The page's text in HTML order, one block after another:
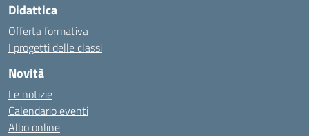
Didattica
Offerta formativa
I progetti delle classi
Novità
Le notizie
Calendario eventi
Albo online